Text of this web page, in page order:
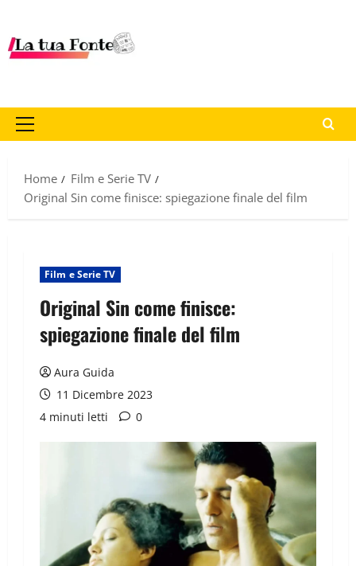
Home
Film e Serie TV
Original Sin come finisce: spiegazione finale del film
Film e Serie TV
Original Sin come finisce:
spiegazione finale del film
Aura Guida
11 Dicembre 2023
4 minuti letti
0